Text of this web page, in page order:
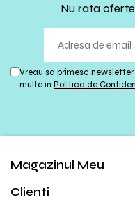
Nu rata
Vreau sa primesc
multe in Politica de
Magazinul Meu
Clienti